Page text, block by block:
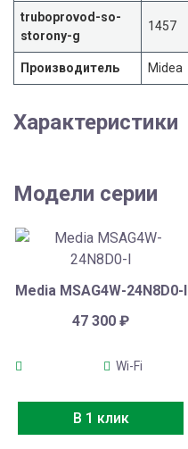
truboprovod-so-
storony-g
1457
Производитель Midea
Характеристики
Модели серии
Media MSAG4W-24N8D0-I
47 300₽
Wi-Fi
В 1 клик